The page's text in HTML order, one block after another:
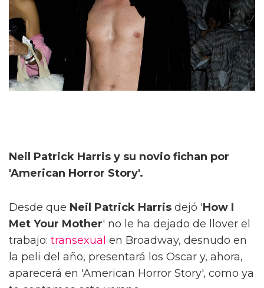
Neil Patrick Harris y su novio fichan por
'American Horror Story'.
Desde que Neil Patrick Harris dejó 'How I
Met Your Mother' no le ha dejado de llover el
trabajo: transexual en Broadway, desnudo en
la peli del año, presentará los Oscar y, ahora,
aparecerá en 'American Horror Story', como ya